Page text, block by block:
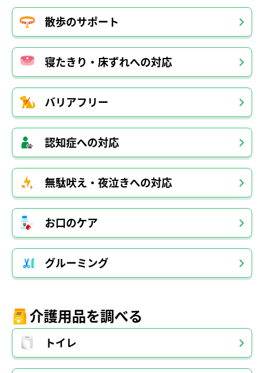
散歩のサポート
寝たきり・床ずれへの対応
バリアフリー
認知症への対応
無駄吠え・夜泣きへの対応
お口のケア
グルーミング
介護用品を調べる
トイレ